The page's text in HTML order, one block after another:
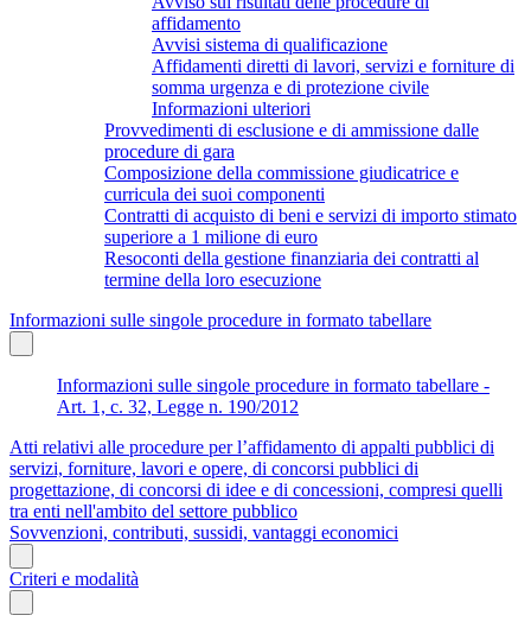
affidamento
Avvisi sistema di qualificazione
Affidamenti diretti di lavori, servizi e forniture di
somma urgenza e di protezione civile
Informazioni ulteriori
Provvedimenti di esclusione e di ammissione dalle
procedure di gara
Composizione della commissione giudicatrice e
curricula dei suoi componenti
Contratti di acquisto di beni e servizi di importo stimato
superiore a 1 milione di euro
Resoconti della gestione finanziaria dei contratti al
termine della loro esecuzione
Informazioni sulle singole procedure in formato tabellare
Informazioni sulle singole procedure in formato tabellare -
Art. 1, c. 32, Legge n. 190/2012
Atti relativi alle procedure per l’affidamento di appalti pubblici di
servizi, forniture, lavori e opere, di concorsi pubblici di
progettazione, di concorsi di idee e di concessioni, compresi quelli
tra enti nell'ambito del settore pubblico
Sovvenzioni, contributi, sussidi, vantaggi economici
Criteri e modalità